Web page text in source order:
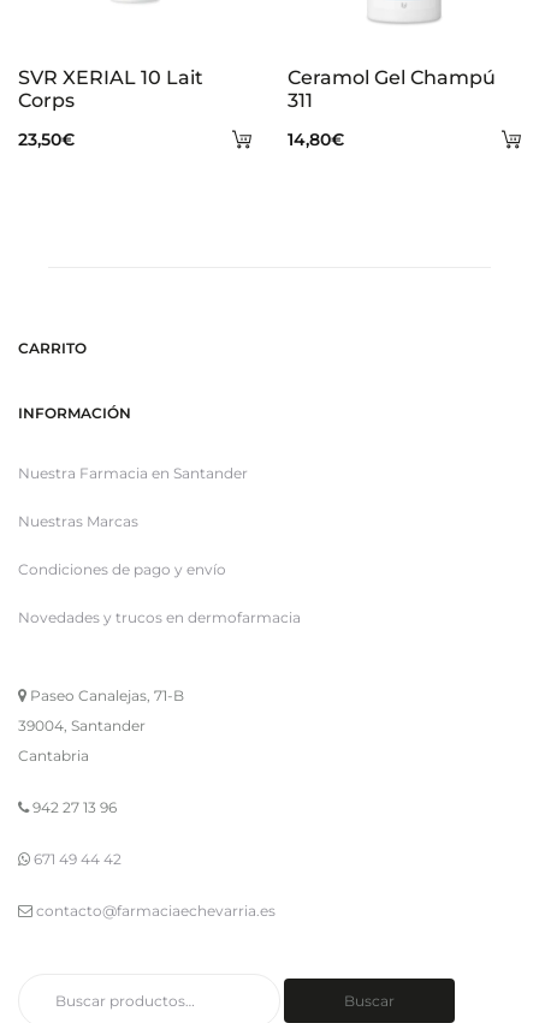
Añadir
SVR XERIAL 10 Lait
Corps
23,50€
Ceramol Gel Champú
311
14,80€
CARRITO
INFORMACIÓN
Nuestra Farmacia en Santander
Nuestras Marcas
Condiciones de pago y envío
Novedades y trucos en dermofarmacia
Paseo Canalejas, 71-B
39004, Santander
Cantabria
942 27 13 96
671 49 44 42
contacto@farmaciaechevarria.es
Buscar